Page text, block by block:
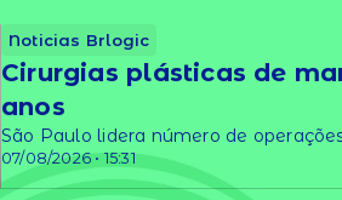
Noticias Brlogic
07/08/2026 • 15:31
Cirurgias plásticas de
anos
São Paulo lidera número de